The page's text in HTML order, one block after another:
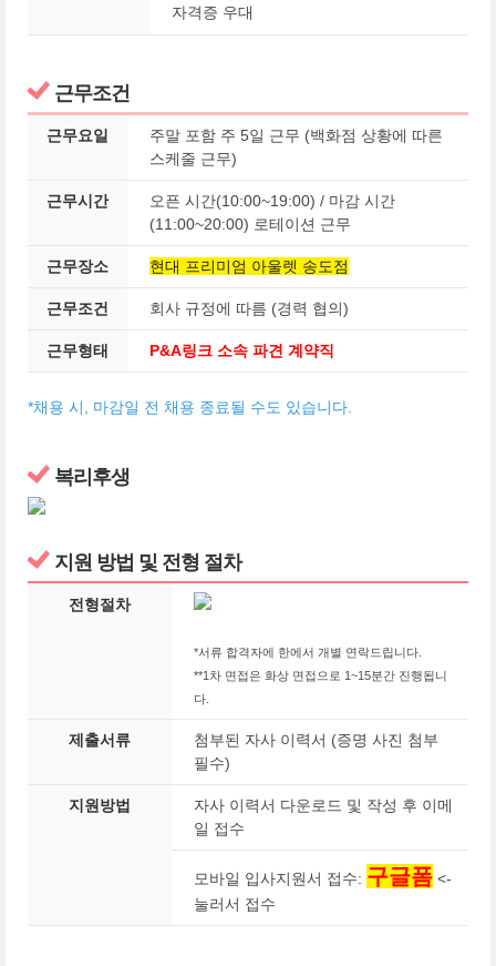
자격증 우대
근무조건
근무요일
주말 포함 주 5일 근무 (백화점 상황에 따른
스케줄 근무)
근무시간
오픈 시간(10:00~19:00) / 마감 시간
(11:00~20:00) 로테이션 근무
근무장소 현대 프리미엄 아울렛 송도점
근무조건 회사 규정에 따름 (경력 협의)
근무형태 P&A링크 소속 파견 계약직
*채용 시, 마감일 전 채용 종료될 수도 있습니다.
복리후생
지원 방법 및 전형 절차
전형절차
*서류 합격자에 한에서 개별 연락드립니다.
**1차 면접은 화상 면접으로 1~15분간 진행됩니
다.
제출서류
첨부된 자사 이력서 (증명 사진 첨부
필수)
지원방법
자사 이력서 다운로드 및 작성 후 이메
일 접수
모바일 입사지원서 접수: 구글폼 <-
눌러서 접수